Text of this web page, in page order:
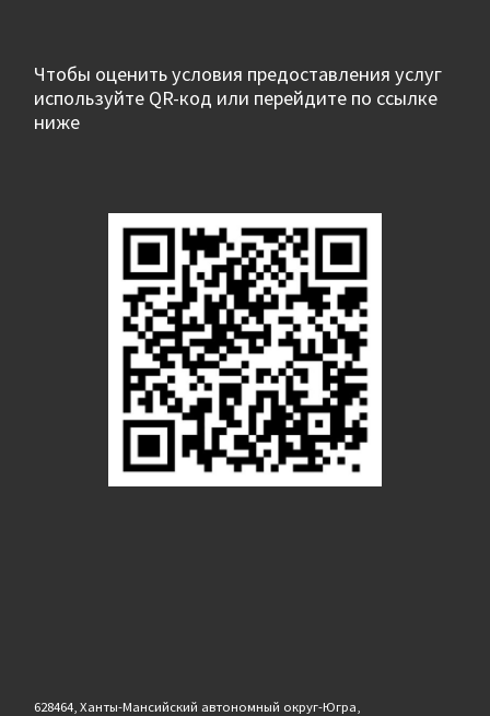
Чтобы оценить условия предоставления услуг
используйте QR-код или перейдите по ссылке
ниже
628464, Ханты-Мансийский автономный округ-Югра,